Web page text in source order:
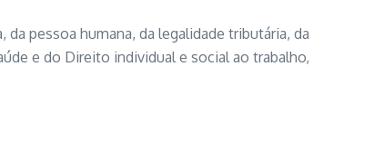
pessoa humana, da legalidade tributária, da
e do Direito individual e social ao trabalho,